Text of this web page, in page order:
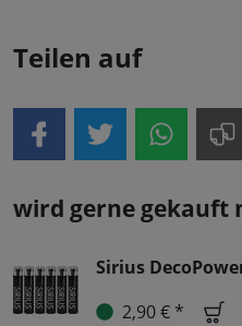
Teilen auf
wird gerne gekauft
Sirius
2,90 € *